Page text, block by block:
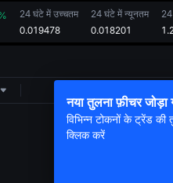
24 घंटे में उच्चतम
0.019478
24 घंटे में न्यूनतम
0.018201
नया तुलना फ़ीचर जोड़ा
विभिन्न टोकनों के ट्रेंड
क्लिक करें